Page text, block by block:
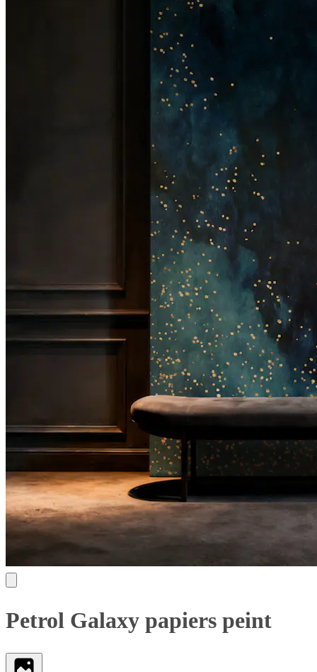
Petrol Galaxy papiers peint